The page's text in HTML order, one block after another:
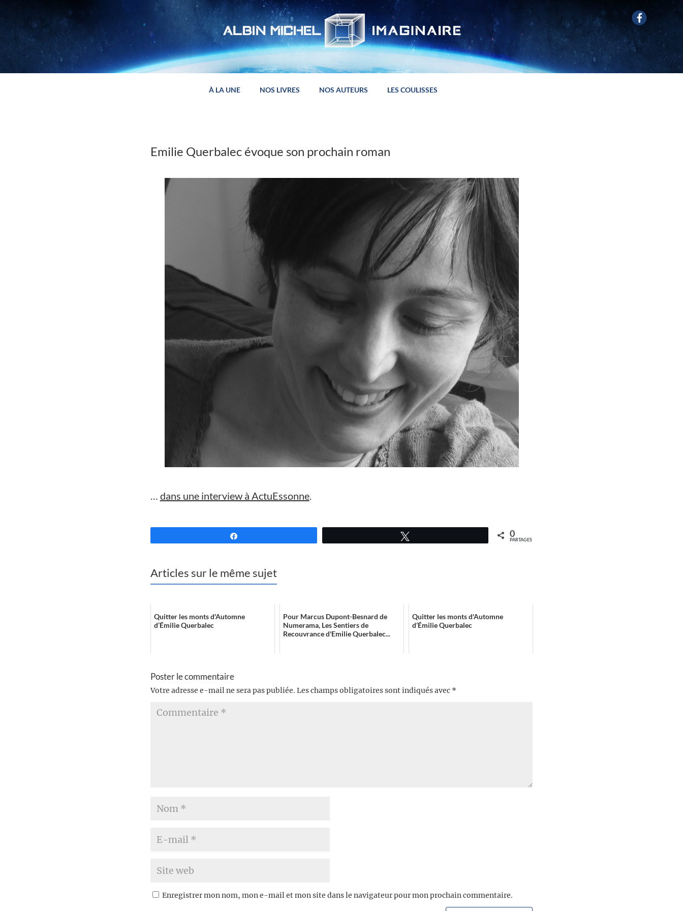
À LA UNE NOS LIVRES NOS AUTEURS LES COULISSES
Emilie Querbalec évoque son prochain roman
… dans une interview à ActuEssonne.
0
PARTAGES
Articles sur le même sujet
Quitter les monts d'Automne
d’Émilie Querbalec
Pour Marcus Dupont-Besnard de
Numerama, Les Sentiers de
Recouvrance d'Emilie Querbalec...
Quitter les monts d'Automne
d’Émilie Querbalec
Poster le commentaire
Votre adresse e-mail ne sera pas publiée. Les champs obligatoires sont indiqués avec *
Enregistrer mon nom, mon e-mail et mon site dans le navigateur pour mon prochain commentaire.